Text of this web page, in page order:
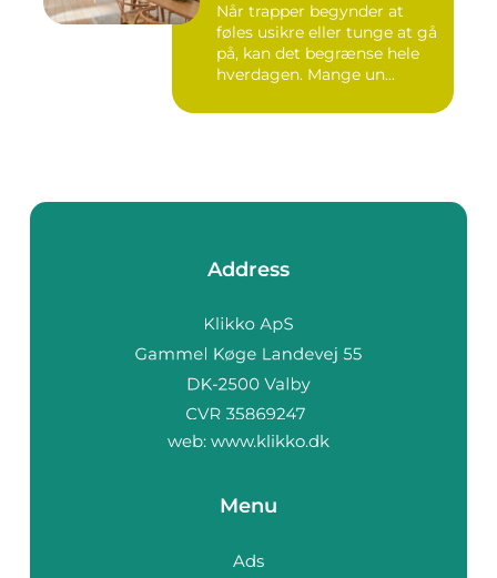
Når trapper begynder at
føles usikre eller tunge at gå
på, kan det begrænse hele
hverdagen. Mange un...
Address
web: www.klikko.dk
Menu
Ads